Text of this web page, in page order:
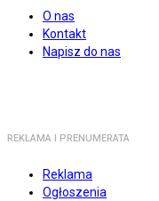
O nas
Kontakt
Napisz do nas
REKLAMA I PRENUMERATA
Reklama
Ogłoszenia